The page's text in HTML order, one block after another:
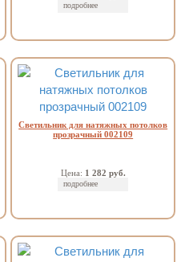
подробнее
Светильник для натяжных потолков
прозрачный 002109
Цена: 1 282 руб.
подробнее